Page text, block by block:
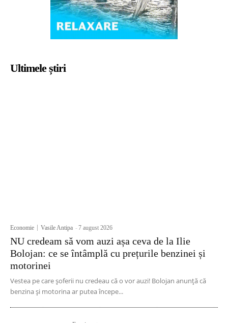
Ultimele știri
Economie Vasile Antipa -7 august 2026
NU credeam să vom auzi așa ceva de la Ilie
Bolojan: ce se întâmplă cu prețurile benzinei și
motorinei
Vestea pe care șoferii nu credeau că o vor auzi! Bolojan anunță că
benzina și motorina ar putea începe...